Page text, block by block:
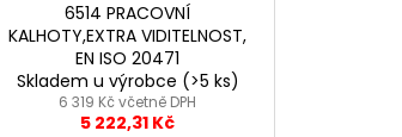
6514 PRACOVNÍ
KALHOTY,EXTRA VIDITELNOST,
EN ISO 20471
Skladem u výrobce (>5 ks)
6 319 Kč včetně DPH
5 222,31 Kč